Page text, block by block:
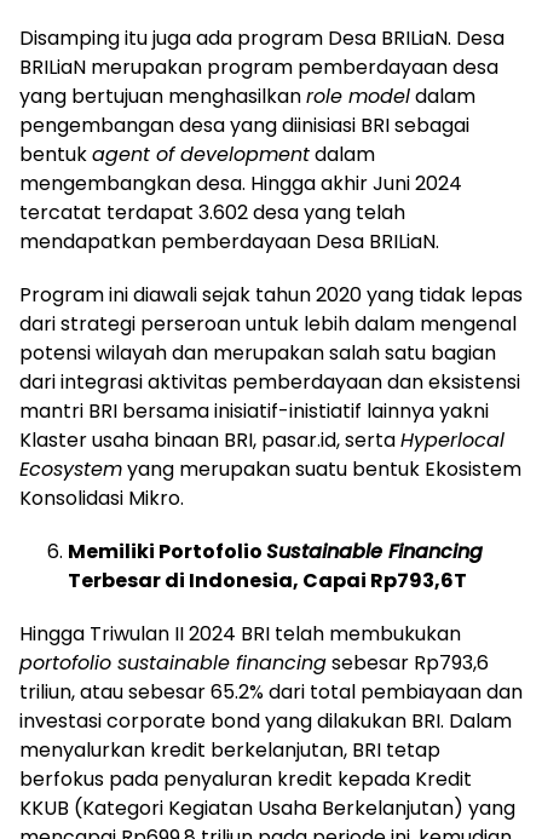
Disamping itu juga ada program Desa BRILiaN. Desa
BRILiaN merupakan program pemberdayaan desa
yang bertujuan menghasilkanrole modeldalam
pengembangan desa yang diinisiasi BRI sebagai
bentukagent of developmentdalam
mengembangkan desa. Hingga akhir Juni 2024
tercatat terdapat 3.602 desa yang telah
mendapatkan pemberdayaan Desa BRILiaN.
Program ini diawali sejak tahun 2020 yang tidak lepas
dari strategi perseroan untuk lebih dalam mengenal
potensi wilayah dan merupakan salah satu bagian
dari integrasi aktivitas pemberdayaan dan eksistensi
mantri BRI bersama inisiatif-inistiatif lainnya yakni
Klaster usaha binaan BRI, pasar.id, sertaHyperlocal
Ecosystemyang merupakan suatu bentuk Ekosistem
Konsolidasi Mikro.
Memiliki PortofolioSustainable Financing
Terbesar di Indonesia, Capai Rp793,6T
Hingga Triwulan II 2024 BRI telah membukukan
portofolio sustainable financingsebesar Rp793,6
triliun, atau sebesar 65.2% dari total pembiayaan dan
investasi corporate bond yang dilakukan BRI. Dalam
menyalurkan kredit berkelanjutan, BRI tetap
berfokus pada penyaluran kredit kepada Kredit
KKUB (Kategori Kegiatan Usaha Berkelanjutan) yang